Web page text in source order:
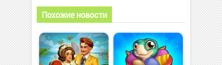
Похожие новости